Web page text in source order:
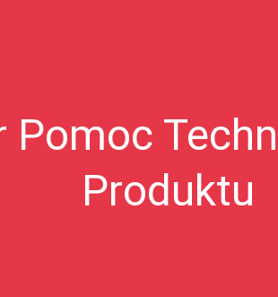
Pomoc
Produktu